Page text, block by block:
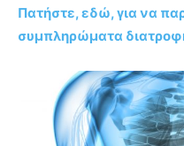
Πατήστε, εδώ, για να
συμπληρώματα